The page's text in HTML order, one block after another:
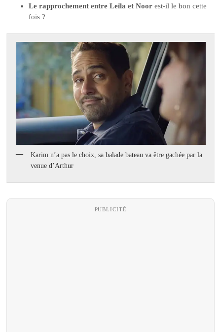
Le rapprochement entre Leïla et Noor est-il le bon cette
fois ?
Karim n’a pas le choix, sa balade bateau va être gachée par la
venue d’Arthur
PUBLICITÉ